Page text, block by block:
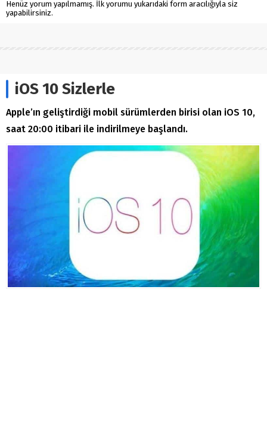
Henüz yorum yapılmamış. İlk yorumu yukarıdaki form aracılığıyla siz
yapabilirsiniz.
iOS 10 Sizlerle
Apple’ın geliştirdiği mobil sürümlerden birisi olan iOS 10,
saat 20:00 itibari ile indirilmeye başlandı.